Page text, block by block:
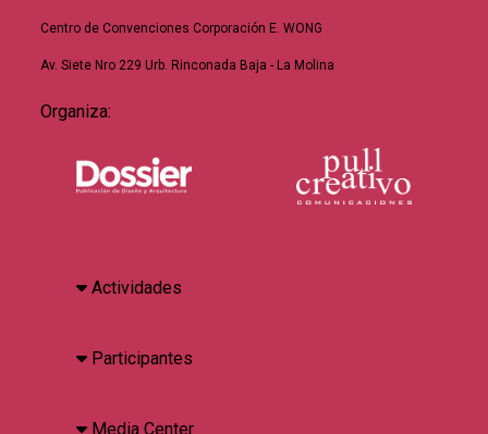
Centro de Convenciones Corporación E. WONG
Av. Siete Nro 229 Urb. Rinconada Baja - La Molina
Organiza:
Actividades
Participantes
Media Center